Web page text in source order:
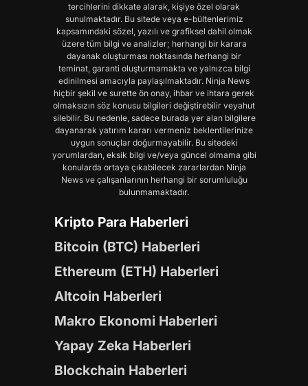
tercihlerini dikkate alarak, kişiye özel olarak
sunulmaktadır. Bu sitede veya e-bültenlerimiz
kapsamındaki sözel, yazılı ve grafiksel dahil olmak
üzere tüm bilgi ve analizler; herhangi bir karara
dayanak oluşturması noktasında herhangi bir
teminat, garanti oluşturmamakta ve yalnızca bilgi
edinilmesi amacıyla paylaşılmaktadır. Ninja News
hiçbir şekil ve surette ön onay, ihbar ve ihtara gerek
olmaksızın söz konusu bilgileri değiştirebilir veyahut
silebilir. Bu nedenle, sadece burada yer alan bilgilere
dayanarak yatırım kararı vermeniz beklentilerinize
uygun sonuçlar doğurmayabilir. Bu sitedeki
yorumlardan, eksik bilgi ve/veya güncel olmama gibi
konularda ortaya çıkabilecek zararlardan Ninja
News ve çalışanlarının herhangi bir sorumluluğu
bulunmamaktadır.
Kripto Para Haberleri
Bitcoin (BTC) Haberleri
Ethereum (ETH) Haberleri
Altcoin Haberleri
Makro Ekonomi Haberleri
Yapay Zeka Haberleri
Blockchain Haberleri